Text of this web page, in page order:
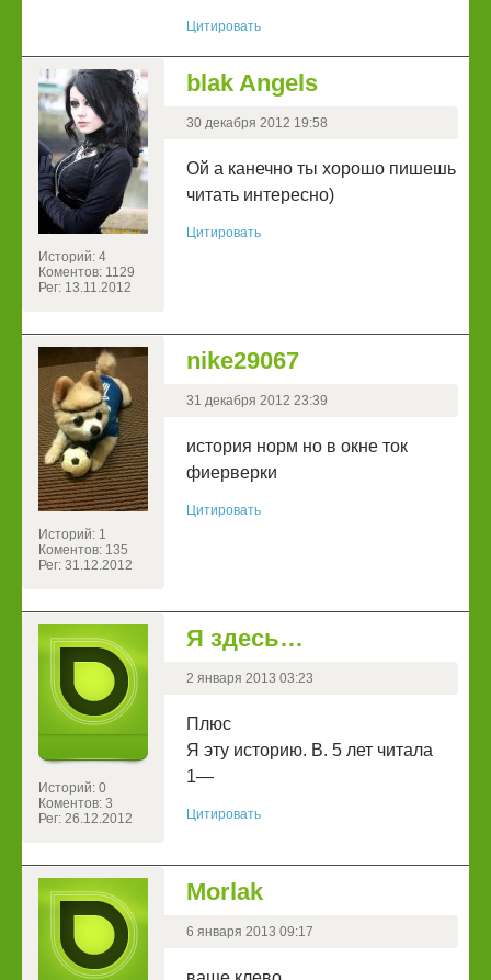
Цитировать
Историй: 4
Коментов: 1129
Рег: 13.11.2012
blak Angels
30 декабря 2012 19:58
Ой а канечно ты хорошо пишешь
читать интересно)
Цитировать
Историй: 1
Коментов: 135
Рег: 31.12.2012
nike29067
31 декабря 2012 23:39
история норм но в окне ток
фиерверки
Цитировать
Историй: 0
Коментов: 3
Рег: 26.12.2012
Я здесь…
2 января 2013 03:23
Плюс
Я эту историю. В. 5 лет читала
1—
Цитировать
Morlak
6 января 2013 09:17